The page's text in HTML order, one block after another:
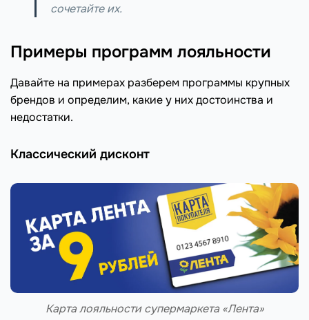
сочетайте их.
Примеры программ лояльности
Давайте на примерах разберем программы крупных
брендов и определим, какие у них достоинства и
недостатки.
Классический дисконт
Карта лояльности супермаркета «Лента»